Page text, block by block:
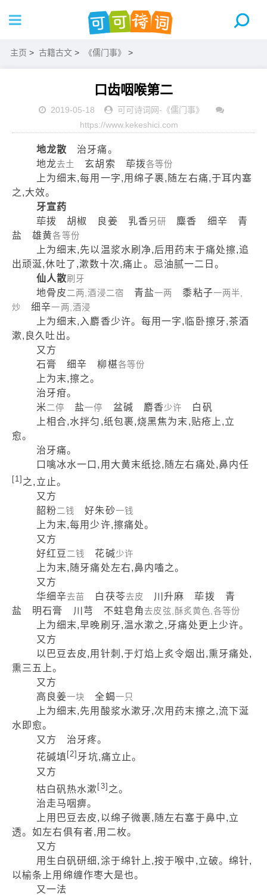
主页 > 古籍古文 > 《儒门事》 >
口齿咽喉第二
2019-05-18 可可诗词网- 《儒门事》
https://www.kekeshici.com
地龙散 治牙痛。
地龙去土 玄胡索 荜拨各等份
上为细末,每用一字,用绵子裹,随左右痛,于耳内塞
之,大效。
牙宣药
荜拨 胡椒 良姜 乳香另研
麋香 细辛 青
盐 雄黄各等份
上为细末,先以温浆水刷净,后用药末于痛处擦,追
出顽涎,休吐了,漱数十次,痛止。忌油腻一二日。
仙人散刷牙
地骨皮 二两,酒浸二宿 青盐一两 黍粘子一两半,
炒
细辛一两,酒浸
上为细末,入麝香少许。每用一字,临卧擦牙,茶酒
漱,良久吐出。
又方
石膏 细辛 柳椹各等份
上为末,擦之。
治牙疳。
米 二停 盐一停 盆碱 麝香少许
白矾
上相合,水拌匀,纸包裹,烧黑焦为末,贴疮上,立
愈。
治牙痛。
口噙冰水一口,用大黄末纸捻,随左右痛处,鼻内任
[1] 之,立止。
又方
韶粉二钱 好朱砂一钱
上为末,每用少许,擦痛处。
又方
好红豆 二钱 花碱少许
上为末,随牙痛处左右,鼻内㗜之。
又方
华细辛去苗 白茯苓去皮
川升麻 荜拨 青
盐 明石膏 川芎 不蛀皂角去皮弦,酥炙黄色,各等份
上为细末,早晚刷牙,温水漱之,牙痛处更上少许。
又方
以巴豆去皮,用针刺,于灯焰上炙令烟出,熏牙痛处,
熏三五上。
又方
高良姜一块 全蝎一只
上为细末,先用酸浆水漱牙,次用药末擦之,流下涎
水即愈。
又方 治牙疼。
花碱填 [2] 牙坑,痛立止。
又方
枯白矾热水漱 [3] 之。
治走马咽痹。
上用巴豆去皮,以绵子微裹,随左右塞于鼻中,立
透。如左右俱有者,用二枚。
又方
用生白矾研细,涂于绵针上,按于喉中,立破。绵针,
以榆条上用绵缠作枣大是也。
又一法